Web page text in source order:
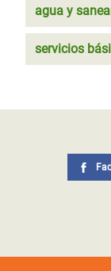
agua y
servicios